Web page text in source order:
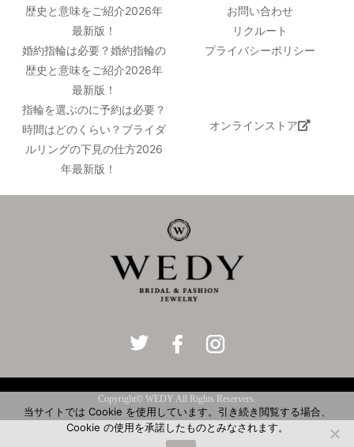
歴史と意味をご紹介2026年
最新版！
婚約指輪は必要？婚約指輪の
歴史と意味をご紹介2026年
最新版！
指輪を選ぶのに予約は必要？
時間はどのくらい？ブライダ
ルリングの下見の仕方2026
年最新版！
お問い合わせ
リクルート
プライバシーポリシー
オンラインストア
Copyright© WEDY All Rights Reservers.
当サイトでは Cookie を使用しています。引き続き閲覧する場合、
Cookie の使用を承諾したものとみなされます。